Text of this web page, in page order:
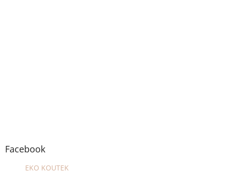
Facebook
EKO KOUTEK